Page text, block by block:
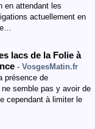
en attendant les
actuellement en
lacs de la Folie à
- VosgesMatin.fr
présence de
semble pas y avoir de
cependant à limiter le